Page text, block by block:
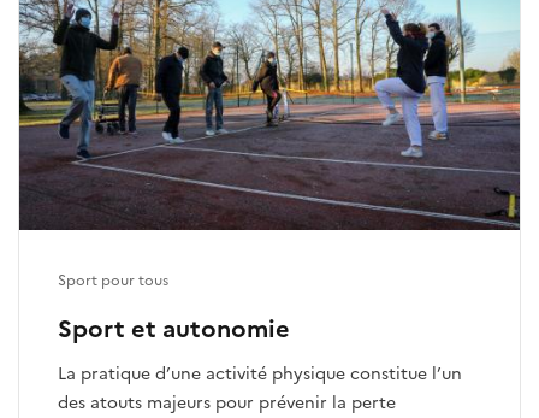
Sport et autonomie
La pratique d’une activité physique constitue l’un
des atouts majeurs pour prévenir la perte
Sport pour tous